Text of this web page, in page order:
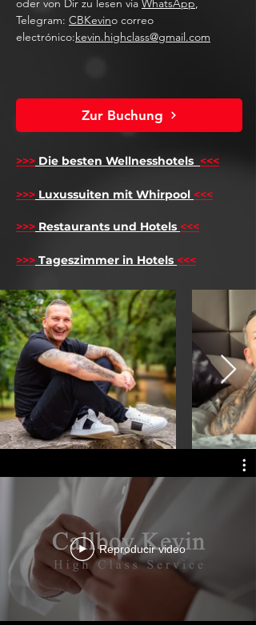
oder von Dir zu lesen via WhatsApp,
Telegram: CBKevino correo
electrónico:kevin.highclass@gmail.com
Zur Buchung
>>> Die besten Wellnesshotels <<<
>>> Luxussuiten mit Whirpool <<<
>>> Restaurants und Hotels <<<
>>> Tageszimmer in Hotels <<<
Reproducir video